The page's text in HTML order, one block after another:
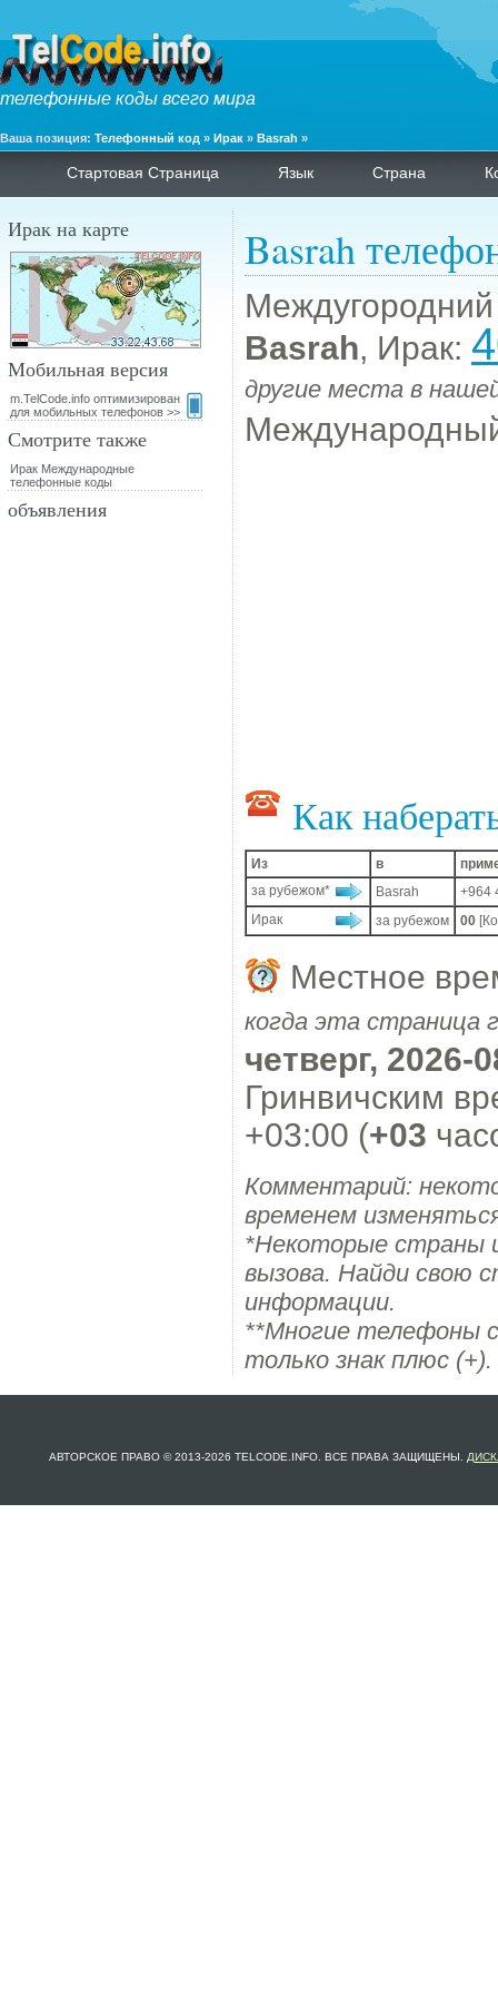
телефонные коды всего мира
Ваша позиция: Телефонный код » Ирак » Basrah »
Стартовая Страница Язык Страна
Basrah
Basrah, Ирак:
другие места в
Как
Из в
за рубежом*
Basrah
+964
Ирак
за рубежом 00
Местное
когда эта страница
четверг, 2026-
Гринвичским
+03:00 (+03
Комментарий:
временем
*Некоторые страны
вызова. Найди свою
информации.
**Многие телефоны
только знак плюс (+).
Ирак на карте
Мобильная версия
m.TelCode.info оптимизирован
для мобильных телефонов >>
Смотрите также
Ирак Международные
телефонные коды
объявления
АВТОРСКОЕ ПРАВО © 2013-2026 TELCODE.INFO. ВСЕ ПРАВА ЗАЩИЩЕНЫ.